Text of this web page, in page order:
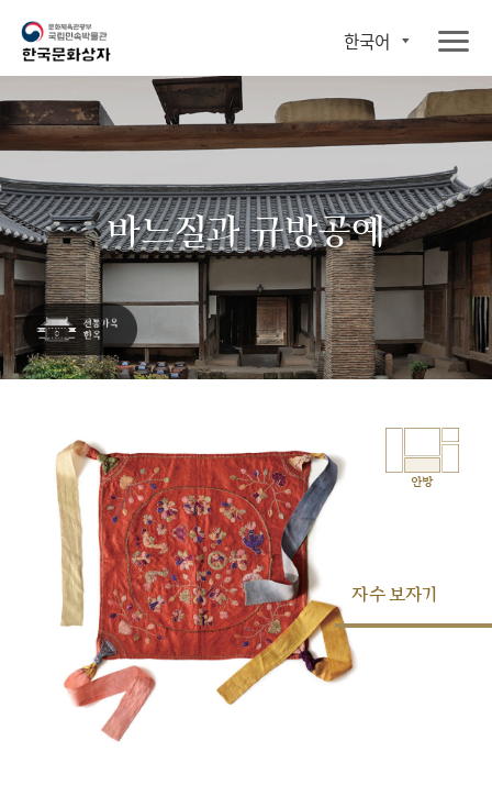
한국어
바느질과 규방공예
안방
자수 보자기